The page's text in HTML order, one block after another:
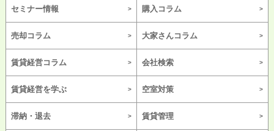
セミナー情報 購入コラム
売却コラム 大家さんコラム
賃貸経営コラム 会社検索
賃貸経営を学ぶ 空室対策
滞納・退去 賃貸管理